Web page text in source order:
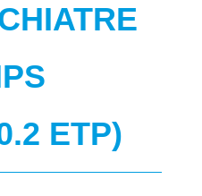
ETP)